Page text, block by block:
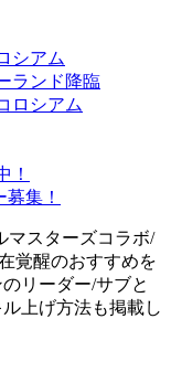
シアム
ランド降臨
ロシアム
！
集！
マスターズコラボ/
覚醒のおすすめを
リーダー/サブと
上げ方法も掲載し